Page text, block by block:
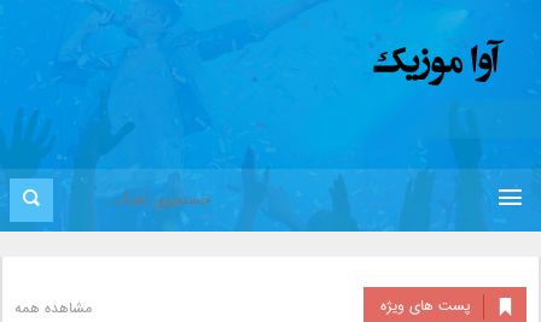
پست های ویژه مشاهده همه